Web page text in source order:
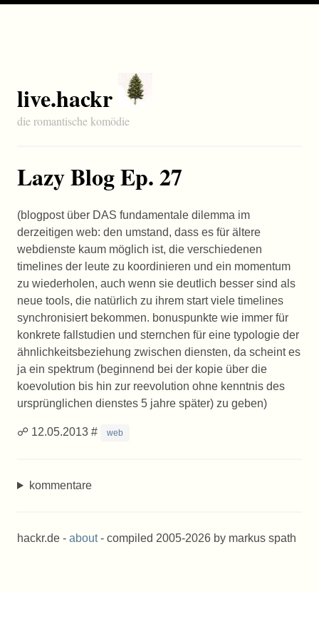
live.hackr
die romantische komödie
Lazy Blog Ep. 27
(blogpost über DAS fundamentale dilemma im
derzeitigen web: den umstand, dass es für ältere
webdienste kaum möglich ist, die verschiedenen
timelines der leute zu koordinieren und ein momentum
zu wiederholen, auch wenn sie deutlich besser sind als
neue tools, die natürlich zu ihrem start viele timelines
synchronisiert bekommen. bonuspunkte wie immer für
konkrete fallstudien und sternchen für eine typologie der
ähnlichkeitsbeziehung zwischen diensten, da scheint es
ja ein spektrum (beginnend bei der kopie über die
koevolution bis hin zur reevolution ohne kenntnis des
ursprünglichen dienstes 5 jahre später) zu geben)
☍ 12.05.2013 # web
kommentare
hackr.de - about- compiled 2005-2026 by markus spath